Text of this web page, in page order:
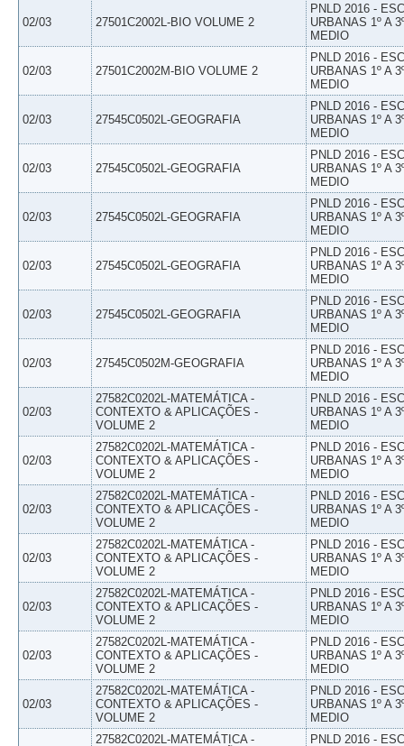
02/03 27501C2002L-BIO VOLUME 2
PNLD 2016 -
URBANAS 1º A
MEDIO
02/03 27501C2002M-BIO VOLUME 2
PNLD 2016 -
URBANAS 1º A
MEDIO
02/03 27545C0502L-GEOGRAFIA
PNLD 2016 -
URBANAS 1º A
MEDIO
02/03 27545C0502L-GEOGRAFIA
PNLD 2016 -
URBANAS 1º A
MEDIO
02/03 27545C0502L-GEOGRAFIA
PNLD 2016 -
URBANAS 1º A
MEDIO
02/03 27545C0502L-GEOGRAFIA
PNLD 2016 -
URBANAS 1º A
MEDIO
02/03 27545C0502L-GEOGRAFIA
PNLD 2016 -
URBANAS 1º A
MEDIO
02/03 27545C0502M-GEOGRAFIA
PNLD 2016 -
URBANAS 1º A
MEDIO
02/03
27582C0202L-MATEMÁTICA -
CONTEXTO & APLICAÇÕES -
VOLUME 2
PNLD 2016 -
URBANAS 1º A
MEDIO
02/03
27582C0202L-MATEMÁTICA -
CONTEXTO & APLICAÇÕES -
VOLUME 2
PNLD 2016 -
URBANAS 1º A
MEDIO
02/03
27582C0202L-MATEMÁTICA -
CONTEXTO & APLICAÇÕES -
VOLUME 2
PNLD 2016 -
URBANAS 1º A
MEDIO
02/03
27582C0202L-MATEMÁTICA -
CONTEXTO & APLICAÇÕES -
VOLUME 2
PNLD 2016 -
URBANAS 1º A
MEDIO
02/03
27582C0202L-MATEMÁTICA -
CONTEXTO & APLICAÇÕES -
VOLUME 2
PNLD 2016 -
URBANAS 1º A
MEDIO
02/03
27582C0202L-MATEMÁTICA -
CONTEXTO & APLICAÇÕES -
VOLUME 2
PNLD 2016 -
URBANAS 1º A
MEDIO
02/03
27582C0202L-MATEMÁTICA -
CONTEXTO & APLICAÇÕES -
VOLUME 2
PNLD 2016 -
URBANAS 1º A
MEDIO
27582C0202L-MATEMÁTICA -
PNLD 2016 -